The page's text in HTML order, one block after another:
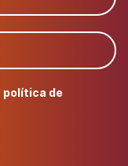
política de